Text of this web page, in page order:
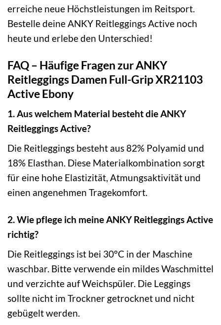
erreiche neue Höchstleistungen im Reitsport.
Bestelle deine ANKY Reitleggings Active noch
heute und erlebe den Unterschied!
FAQ – Häufige Fragen zur ANKY
Reitleggings Damen Full-Grip XR21103
Active Ebony
1. Aus welchem Material besteht die ANKY
Reitleggings Active?
Die Reitleggings besteht aus 82% Polyamid und
18% Elasthan. Diese Materialkombination sorgt
für eine hohe Elastizität, Atmungsaktivität und
einen angenehmen Tragekomfort.
2. Wie pflege ich meine ANKY Reitleggings Active
richtig?
Die Reitleggings ist bei 30°C in der Maschine
waschbar. Bitte verwende ein mildes Waschmittel
und verzichte auf Weichspüler. Die Leggings
sollte nicht im Trockner getrocknet und nicht
gebügelt werden.